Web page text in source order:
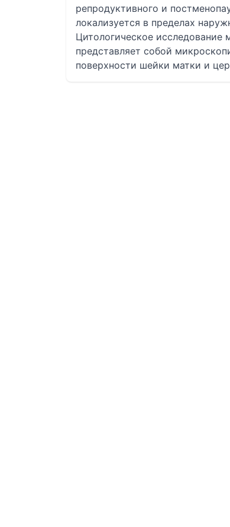
репродуктивного и
локализуется в пределах
Цитологическое исследование
представляет собой
поверхности шейки матки и